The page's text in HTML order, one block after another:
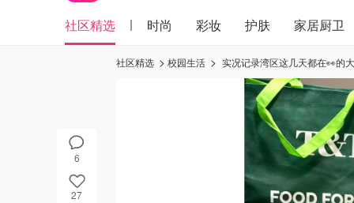
社区精选 时尚 彩妆 护肤 家居厨卫
6
27
社区精选 校园生活 实况记录湾区这几天都在👀的